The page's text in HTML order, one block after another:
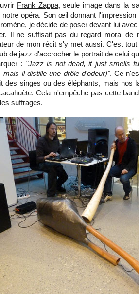
Frank Zappa, seule image dans la
notre opéra. Son œil donnant l'impression
je décide de poser devant lui
Il ne suffisait pas du regard moral de
de mon récit s'y met aussi. C'est
de jazz d'accrocher le portrait de celui
: "Jazz is not dead, it just smells
mais il distille une drôle d'odeur)". Ce
des singes ou des éléphants, mais nos
Cela n'empêche pas cette
suffrages.